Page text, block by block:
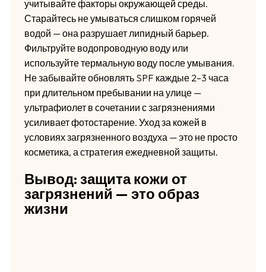
учитывайте факторы окружающей среды.
Старайтесь не умываться слишком горячей
водой — она разрушает липидный барьер.
Фильтруйте водопроводную воду или
используйте термальную воду после умывания.
Не забывайте обновлять SPF каждые 2–3 часа
при длительном пребывании на улице —
ультрафиолет в сочетании с загрязнениями
усиливает фотостарение. Уход за кожей в
условиях загрязненного воздуха — это не просто
косметика, а стратегия ежедневной защиты.
Вывод: защита кожи от
загрязнений — это образ
жизни